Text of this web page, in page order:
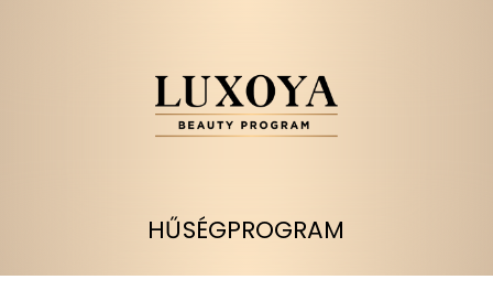
HŰSÉGPROGRAM